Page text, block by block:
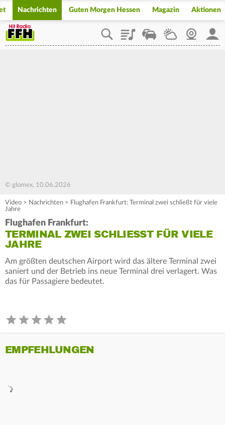
Nachrichten Guten Morgen Hessen Magazin Aktionen
PlaylistStaupilotWetterWebcam
© glomex, 10.06.2026
Video > Nachrichten > Flughafen Frankfurt: Terminal zwei schließt für viele
Jahre
Flughafen Frankfurt:
TERMINAL ZWEI SCHLIESST FÜR VIELE J
AHRE
Am größten deutschen Airport wird das ältere Terminal zwei
saniert und der Betrieb ins neue Terminal drei verlagert. Was
das für Passagiere bedeutet.
EMPFEHLUNGEN